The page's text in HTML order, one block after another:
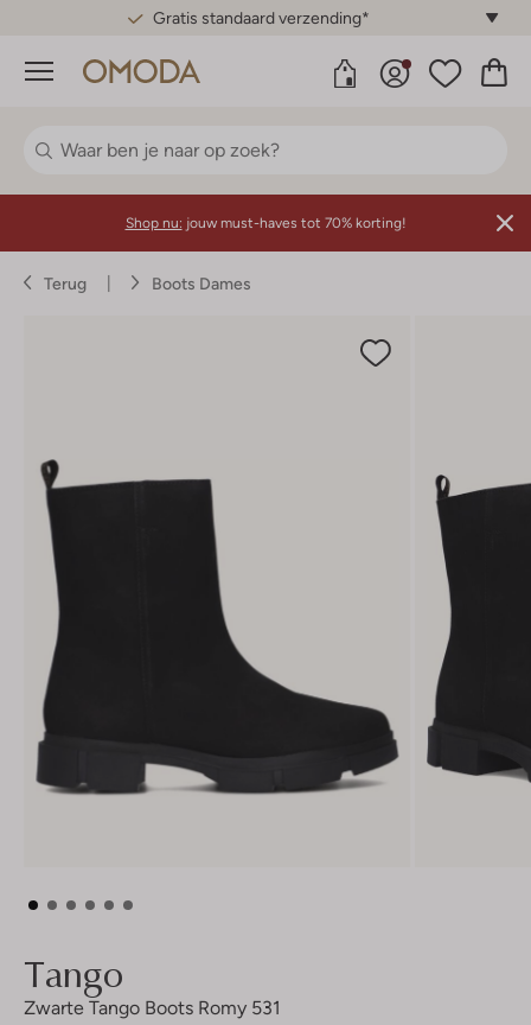
Gratis standaard verzending*
Menu
Shop nu: jouw must-haves tot 70% korting!
Terug Boots Dames
Tango
Zwarte Tango Boots Romy 531